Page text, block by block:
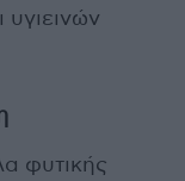
φυτικής